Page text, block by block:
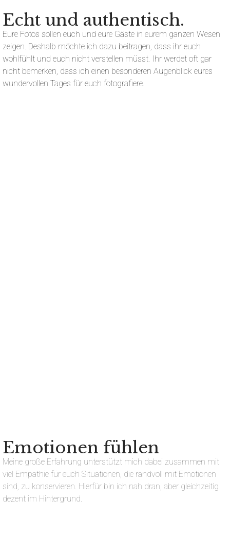
Echt und authentisch.
Eure Fotos sollen euch und eure Gäste in eurem ganzen Wesen
zeigen. Deshalb möchte ich dazu beitragen, dass ihr euch
wohlfühlt und euch nicht verstellen müsst. Ihr werdet oft gar
nicht bemerken, dass ich einen besonderen Augenblick eures
wundervollen Tages für euch fotografiere.
Emotionen fühlen
Meine große Erfahrung unterstützt mich dabei zusammen mit
viel Empathie für euch Situationen, die randvoll mit Emotionen
sind, zu konservieren. Hierfür bin ich nah dran, aber gleichzeitig
dezent im Hintergrund.